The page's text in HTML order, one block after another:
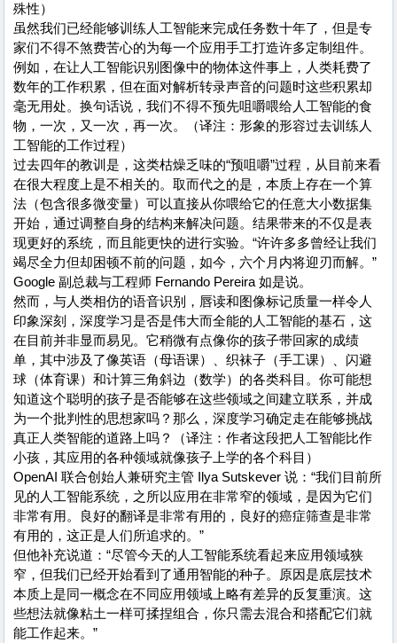
殊性）
虽然我们已经能够训练人工智能来完成任务数十年了，但是专
家们不得不煞费苦心的为每一个应用手工打造许多定制组件。
例如，在让人工智能识别图像中的物体这件事上，人类耗费了
数年的工作积累，但在面对解析转录声音的问题时这些积累却
毫无用处。换句话说，我们不得不预先咀嚼喂给人工智能的食
物，一次，又一次，再一次。（译注：形象的形容过去训练人
工智能的工作过程）
过去四年的教训是，这类枯燥乏味的“预咀嚼”过程，从目前来看
在很大程度上是不相关的。取而代之的是，本质上存在一个算
法（包含很多微变量）可以直接从你喂给它的任意大小数据集
开始，通过调整自身的结构来解决问题。结果带来的不仅是表
现更好的系统，而且能更快的进行实验。“许许多多曾经让我们
竭尽全力但却困顿不前的问题，如今，六个月内将迎刃而解。”
Google 副总裁与工程师 Fernando Pereira 如是说。
然而，与人类相仿的语音识别，唇读和图像标记质量一样令人
印象深刻，深度学习是否是伟大而全能的人工智能的基石，这
在目前并非显而易见。它稍微有点像你的孩子带回家的成绩
单，其中涉及了像英语（母语课）、织袜子（手工课）、闪避
球（体育课）和计算三角斜边（数学）的各类科目。你可能想
知道这个聪明的孩子是否能够在这些领域之间建立联系，并成
为一个批判性的思想家吗？那么，深度学习确定走在能够挑战
真正人类智能的道路上吗？（译注：作者这段把人工智能比作
小孩，其应用的各种领域就像孩子上学的各个科目）
OpenAI 联合创始人兼研究主管 Ilya Sutskever 说：“我们目前所
见的人工智能系统，之所以应用在非常窄的领域，是因为它们
非常有用。良好的翻译是非常有用的，良好的癌症筛查是非常
有用的，这正是人们所追求的。”
但他补充说道：“尽管今天的人工智能系统看起来应用领域狭
窄，但我们已经开始看到了通用智能的种子。原因是底层技术
本质上是同一概念在不同应用领域上略有差异的反复重演。这
些想法就像粘土一样可揉捏组合，你只需去混合和搭配它们就
能工作起来。”